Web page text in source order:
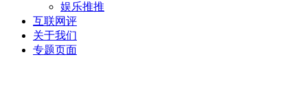
娱乐推推
互联网评
关于我们
专题页面